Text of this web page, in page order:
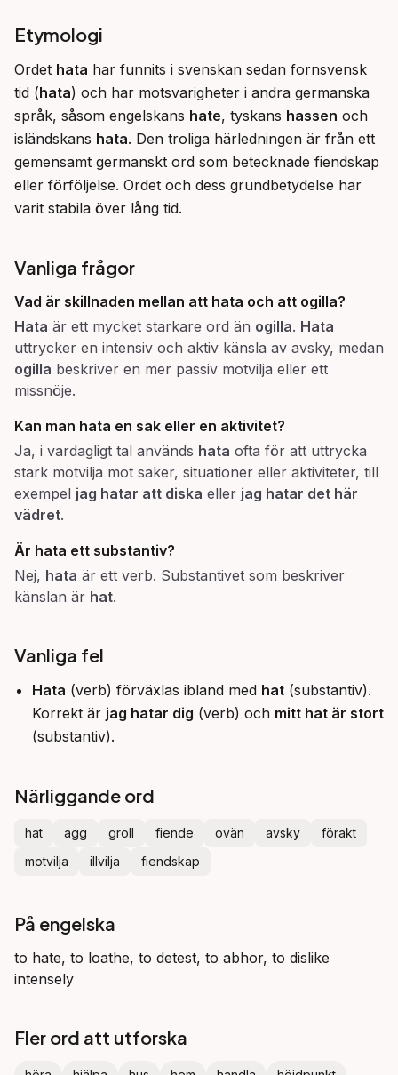
Etymologi
Ordet hata har funnits i svenskan sedan fornsvensk
tid (hata) och har motsvarigheter i andra germanska
språk, såsom engelskans hate, tyskans hassen och
isländskans hata. Den troliga härledningen är från ett
gemensamt germanskt ord som betecknade fiendskap
eller förföljelse. Ordet och dess grundbetydelse har
varit stabila över lång tid.
Vanliga frågor
Vad är skillnaden mellan att hata och att ogilla?
Hata är ett mycket starkare ord än ogilla. Hata
uttrycker en intensiv och aktiv känsla av avsky, medan
ogilla beskriver en mer passiv motvilja eller ett
missnöje.
Kan man hata en sak eller en aktivitet?
Ja, i vardagligt tal används hata ofta för att uttrycka
stark motvilja mot saker, situationer eller aktiviteter, till
exempel jag hatar att diska eller jag hatar det här
vädret.
Är hata ett substantiv?
Nej, hata är ett verb. Substantivet som beskriver
känslan är hat.
Vanliga fel
Hata (verb) förväxlas ibland med hat (substantiv).
Korrekt är jag hatar dig (verb) och mitt hat är stort
(substantiv).
Närliggande ord
hat agg groll fiende ovän avsky
förakt
motvilja
illvilja fiendskap
På engelska
to hate, to loathe, to detest, to abhor, to dislike
intensely
Fler ord att utforska